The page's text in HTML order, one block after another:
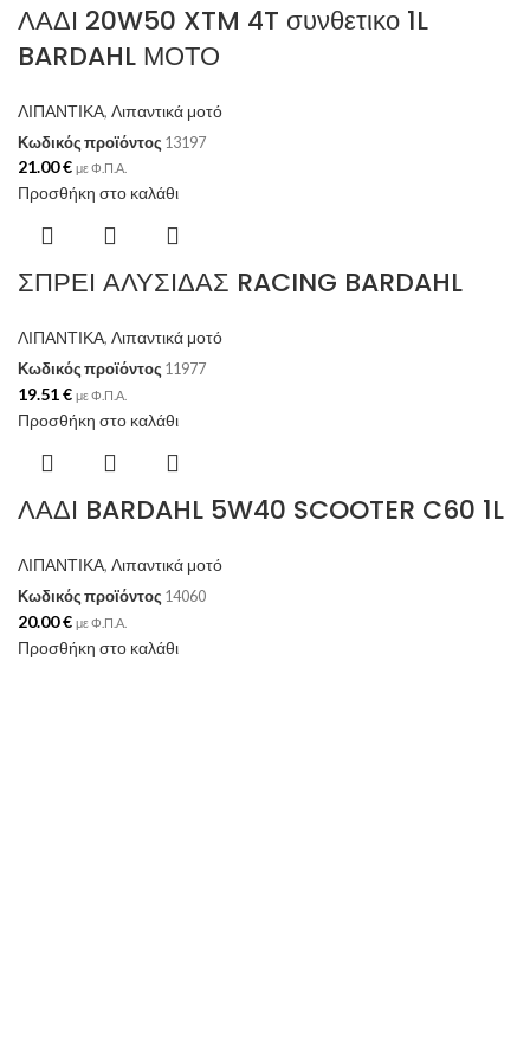
ΛΑΔΙ 20W50 XTM 4T συνθετικο 1L
BARDAHL ΜΟΤΟ
ΛΙΠΑΝΤΙΚΑ, Λιπαντικά μοτό
Κωδικός προϊόντος 13197
21.00€ με Φ.Π.Α.
Προσθήκη στο καλάθι
ΣΠΡΕΙ ΑΛΥΣΙΔΑΣ RACING BARDAHL
ΛΙΠΑΝΤΙΚΑ, Λιπαντικά μοτό
Κωδικός προϊόντος 11977
19.51€ με Φ.Π.Α.
Προσθήκη στο καλάθι
ΛΑΔΙ BARDAHL 5W40 SCOOTER C60 1L
ΛΙΠΑΝΤΙΚΑ, Λιπαντικά μοτό
Κωδικός προϊόντος 14060
20.00€ με Φ.Π.Α.
Προσθήκη στο καλάθι